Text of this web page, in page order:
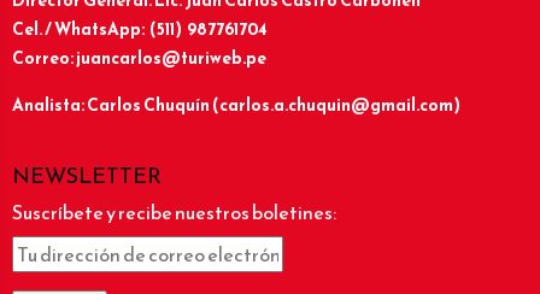
Cel. / WhatsApp: (511) 987761704
Correo: juancarlos@turiweb.pe
Analista: Carlos Chuquín (carlos.a.chuquin@gmail.com)
NEWSLETTER
Suscríbete y recibe nuestros boletines: